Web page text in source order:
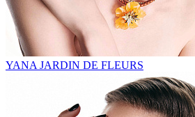
YANA JARDIN DE FLEURS